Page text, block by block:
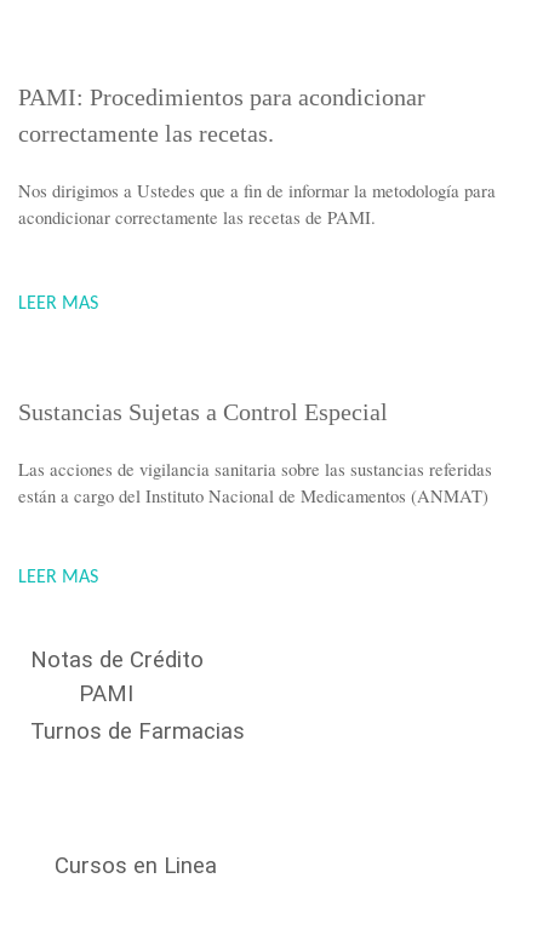
PAMI: Procedimientos para acondicionar
correctamente las recetas.
Nos dirigimos a Ustedes que a fin de informar la metodología para
acondicionar correctamente las recetas de PAMI.
LEER MAS
Sustancias Sujetas a Control Especial
Las acciones de vigilancia sanitaria sobre las sustancias referidas
están a cargo del Instituto Nacional de Medicamentos (ANMAT)
LEER MAS
Notas de Crédito
PAMI
Turnos de Farmacias
Cursos en Linea